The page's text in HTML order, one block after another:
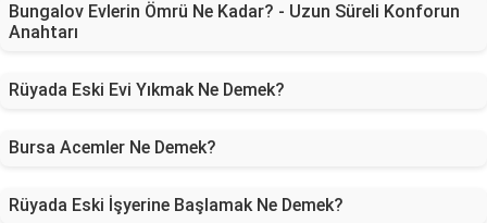
Bungalov Evlerin Ömrü Ne Kadar? - Uzun Süreli Konforun
Anahtarı
Rüyada Eski Evi Yıkmak Ne Demek?
Bursa Acemler Ne Demek?
Rüyada Eski İşyerine Başlamak Ne Demek?